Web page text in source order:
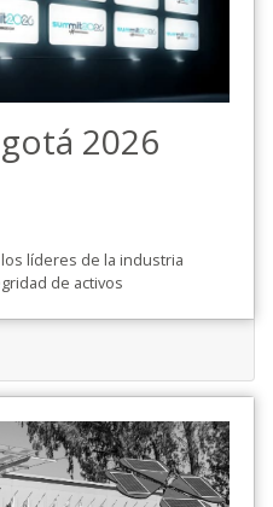
2026
líderes de la industria
de activos